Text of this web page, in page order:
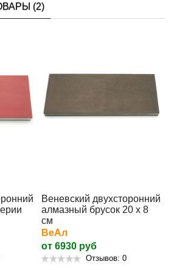
(2)
Веневский двухсторонний
алмазный брусок 20 x 8
см
ВеАл
от 6930 руб
Отзывов: 0